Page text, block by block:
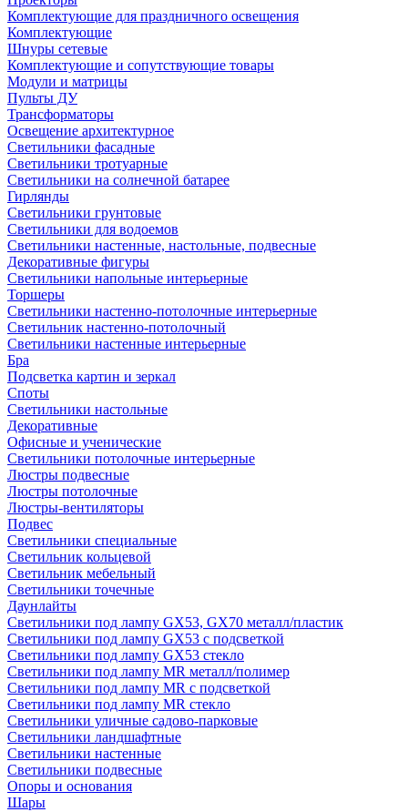
Комплектующие для праздничного освещения
Комплектующие
Шнуры сетевые
Комплектующие и сопутствующие товары
Модули и матрицы
Пульты ДУ
Трансформаторы
Освещение архитектурное
Светильники фасадные
Светильники тротуарные
Светильники на солнечной батарее
Гирлянды
Светильники грунтовые
Светильники для водоемов
Светильники настенные, настольные, подвесные
Декоративные фигуры
Светильники напольные интерьерные
Торшеры
Светильники настенно-потолочные интерьерные
Светильник настенно-потолочный
Светильники настенные интерьерные
Бра
Подсветка картин и зеркал
Споты
Светильники настольные
Декоративные
Офисные и ученические
Светильники потолочные интерьерные
Люстры подвесные
Люстры потолочные
Люстры-вентиляторы
Подвес
Светильники специальные
Светильник кольцевой
Светильник мебельный
Светильники точечные
Даунлайты
Светильники под лампу GX53, GX70 металл/пластик
Светильники под лампу GX53 с подсветкой
Светильники под лампу GX53 стекло
Светильники под лампу MR металл/полимер
Светильники под лампу MR с подсветкой
Светильники под лампу MR стекло
Светильники уличные садово-парковые
Светильники ландшафтные
Светильники настенные
Светильники подвесные
Опоры и основания
Шары